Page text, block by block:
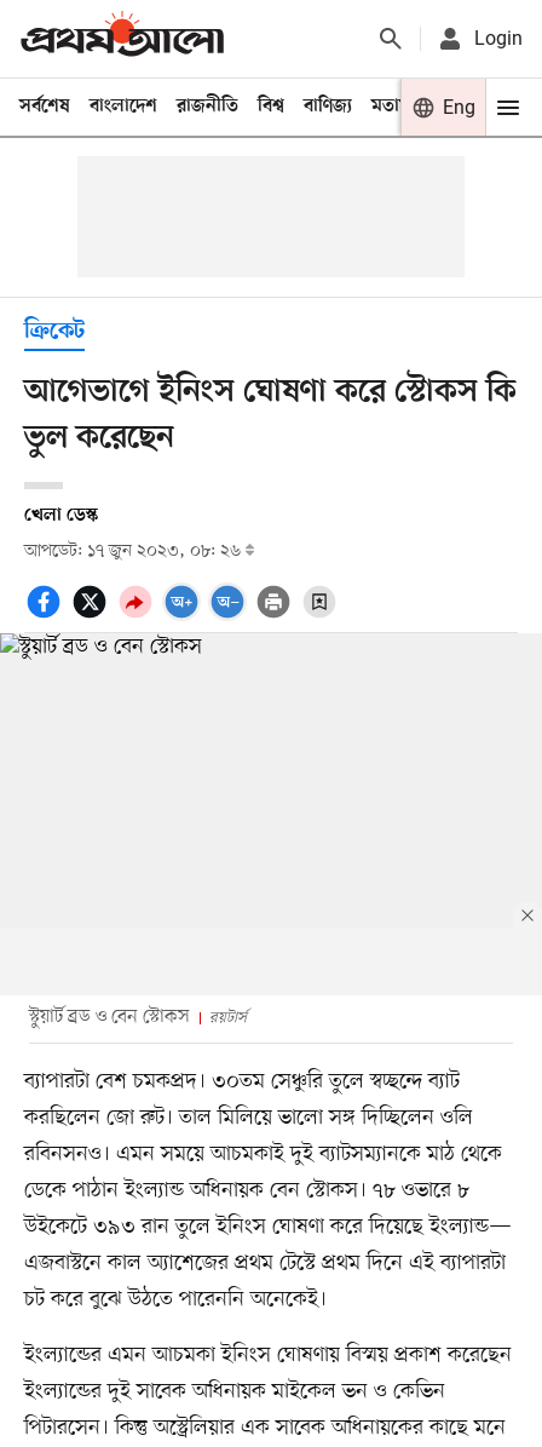
Login
সর্বশেষ বাংলাদেশ রাজনীতি বিশ্ব বাণিজ্য মতামত খেলা
Eng
ক্রিকেট
আগেভাগে ইনিংস ঘোষণা করে স্টোকস কি
ভুল করেছেন
খেলা ডেস্ক
আপডেট: ১৭ জুন ২০২৩, ০৮: ২৬
স্টুয়ার্ট ব্রড ও বেন স্টোকস রয়টার্স
ব্যাপারটা বেশ চমকপ্রদ। ৩০তম সেঞ্চুরি তুলে স্বচ্ছন্দে ব্যাট
করছিলেন জো রুট। তাল মিলিয়ে ভালো সঙ্গ দিচ্ছিলেন ওলি
রবিনসনও। এমন সময়ে আচমকাই দুই ব্যাটসম্যানকে মাঠ থেকে
ডেকে পাঠান ইংল্যান্ড অধিনায়ক বেন স্টোকস। ৭৮ ওভারে ৮
উইকেটে ৩৯৩ রান তুলে ইনিংস ঘোষণা করে দিয়েছে ইংল্যান্ড—
এজবাস্টনে কাল অ্যাশেজের প্রথম টেস্টে প্রথম দিনে এই ব্যাপারটা
চট করে বুঝে উঠতে পারেননি অনেকেই।
ইংল্যান্ডের এমন আচমকা ইনিংস ঘোষণায় বিস্ময় প্রকাশ করেছেন
ইংল্যান্ডের দুই সাবেক অধিনায়ক মাইকেল ভন ও কেভিন
পিটারসেন। কিন্তু অস্ট্রেলিয়ার এক সাবেক অধিনায়কের কাছে মনে